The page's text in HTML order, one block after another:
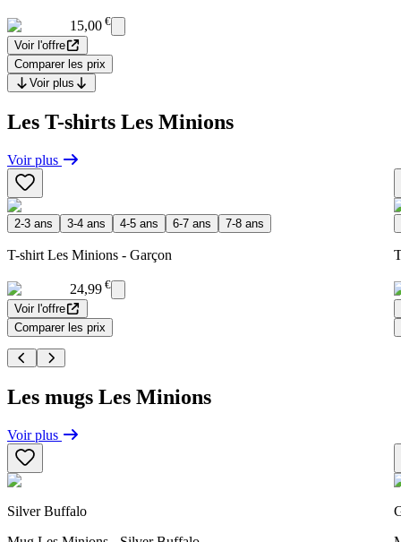
15,00 €
Voir l'offre
Comparer les prix
Voir plus
Les T-shirts Les Minions
Voir plus
2-3 ans 3-4 ans 4-5 ans 6-7 ans 7-8 ans
T-shirt Les Minions - Garçon
24,99 €
Voir l'offre
Comparer les prix
Les mugs Les Minions
Voir plus
Silver Buffalo